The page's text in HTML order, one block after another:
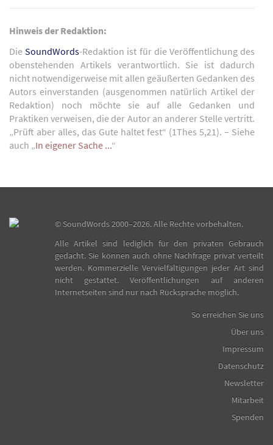
Hinweis der Redaktion:
DieSoundWords-Redaktion ist für die Veröffentlichung des
obenstehenden Artikels verantwortlich. Sie ist dadurch
nicht notwendigerweise mit allen geäußerten Gedanken des
Autors einverstanden (ausgenommen natürlich Artikel der
Redaktion) noch möchte sie auf alle Gedanken und
Praktiken verweisen, die der Autor an anderer Stelle vertritt.
„Prüft aber alles, das Gute haltet fest“ (1Thes 5,21). – Siehe
auch „In eigener Sache ...“
©SoundWords2000–2026. Alle Rechte vorbehalten.
Alle Artikel sind lediglich für den privaten Gebrauch
gedacht. Sie können auch ohne Nachfrage privat verteilt
werden. Kommerzielle Vervielfältigungen jeder Art sind
nicht gestattet. Veröffentlichungen auf anderen
Internetseiten sind nur nach Rücksprache möglich.
So erreichen Sie uns
Über uns
Impressum
Datenschutz
Newsletter
Mitarbeit
Spenden